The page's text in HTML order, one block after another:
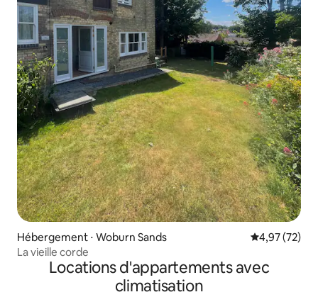
Hébergement ⋅ Woburn Sands Évaluation
4,97 (72)
La vieille corde
Locations d'appartements avec
climatisation